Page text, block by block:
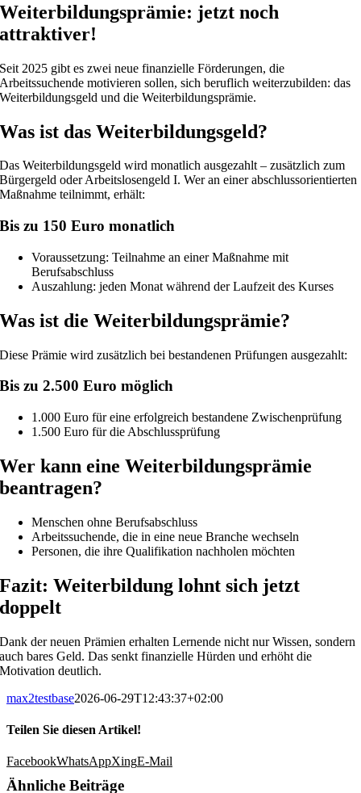
Weiterbildungsprämie: jetzt noch
attraktiver!
Seit 2025 gibt es zwei neue finanzielle Förderungen, die
Arbeitssuchende motivieren sollen, sich beruflich weiterzubilden: das
Weiterbildungsgeld und die Weiterbildungsprämie.
Was ist das Weiterbildungsgeld?
Das Weiterbildungsgeld wird monatlich ausgezahlt – zusätzlich zum
Bürgergeld oder Arbeitslosengeld I. Wer an einer abschlussorientierten
Maßnahme teilnimmt, erhält:
Bis zu 150 Euro monatlich
Voraussetzung: Teilnahme an einer Maßnahme mit
Berufsabschluss
Auszahlung: jeden Monat während der Laufzeit des Kurses
Was ist die Weiterbildungsprämie?
Diese Prämie wird zusätzlich bei bestandenen Prüfungen ausgezahlt:
Bis zu 2.500 Euro möglich
1.000 Euro für eine erfolgreich bestandene Zwischenprüfung
1.500 Euro für die Abschlussprüfung
Wer kann eine Weiterbildungsprämie
beantragen?
Menschen ohne Berufsabschluss
Arbeitssuchende, die in eine neue Branche wechseln
Personen, die ihre Qualifikation nachholen möchten
Fazit: Weiterbildung lohnt sich jetzt
doppelt
Dank der neuen Prämien erhalten Lernende nicht nur Wissen, sondern
auch bares Geld. Das senkt finanzielle Hürden und erhöht die
Motivation deutlich.
max2testbase2026-06-29T12:43:37+02:00
Teilen Sie diesen Artikel!
FacebookWhatsAppXingE-Mail
Ähnliche Beiträge